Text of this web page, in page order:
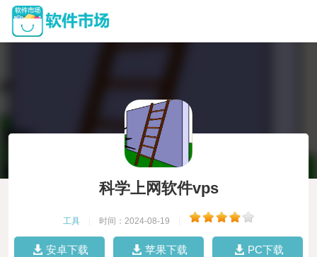
科学上网软件vps
工具 时间：2024-08-19
安卓下载 苹果下载 PC下载